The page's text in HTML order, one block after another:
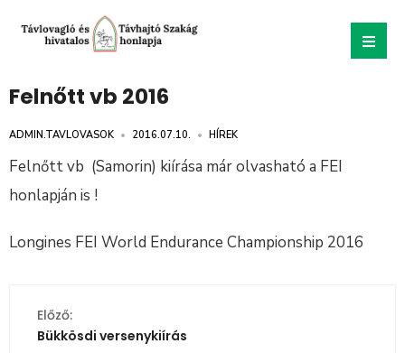
Felnőtt vb 2016
ADMIN.TAVLOVASOK • 2016.07.10. • HÍREK
Felnőtt vb (Samorin) kiírása már olvasható a FEI
honlapján is !
Longines FEI World Endurance Championship 2016
Előző:
Bükkösdi versenykiírás